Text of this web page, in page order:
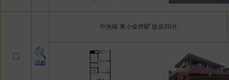
詳細
中央線 東小金井駅 徒歩20分